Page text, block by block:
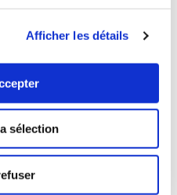
Afficher les détails
sélection
AVEC SAGEC ?
VOTRE
!
neuf avec nous ?